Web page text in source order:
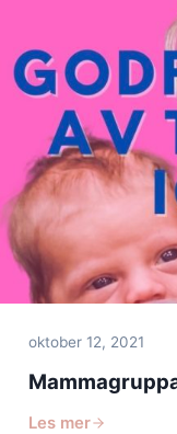
oktober 12, 2021
Les mer